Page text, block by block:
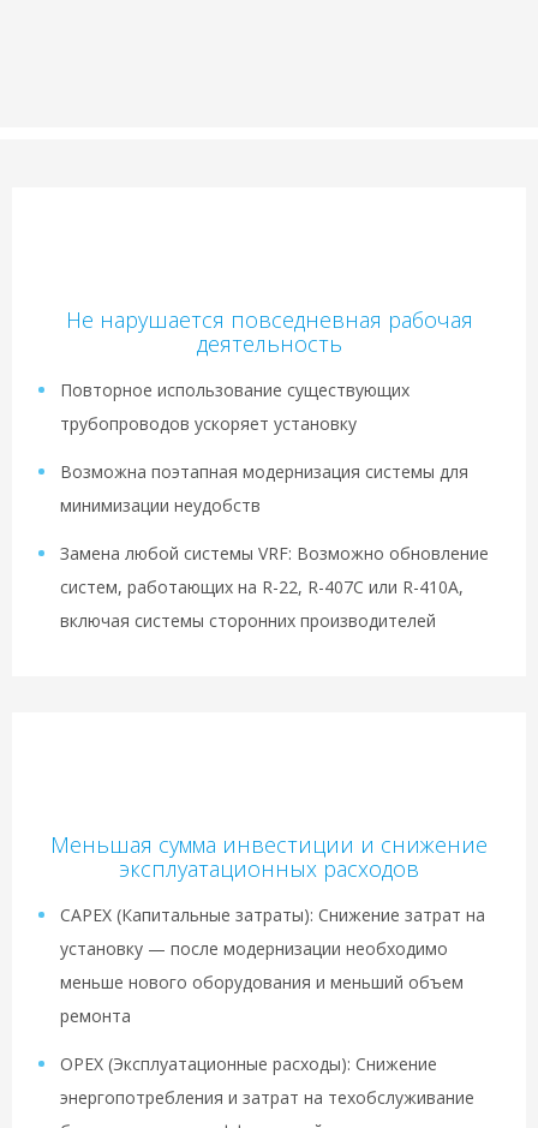
Не нарушается повседневная рабочая
деятельность
Повторное использование существующих
трубопроводов ускоряет установку
Возможна поэтапная модернизация системы для
минимизации неудобств
Замена любой системы VRF: Возможно обновление
систем, работающих на R-22, R-407C или R-410A,
включая системы сторонних производителей
Меньшая сумма инвестиции и снижение
эксплуатационных расходов
CAPEX (Капитальные затраты): Снижение затрат на
установку — после модернизации необходимо
меньше нового оборудования и меньший объем
ремонта
OPEX (Эксплуатационные расходы): Снижение
энергопотребления и затрат на техобслуживание